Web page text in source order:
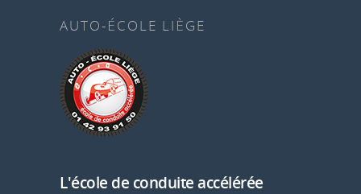
AUTO-ÉCOLE LIÈGE
L'école de conduite accélérée